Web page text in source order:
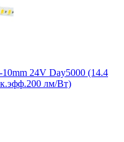
24V Day5000 (14.4
лм/Вт)